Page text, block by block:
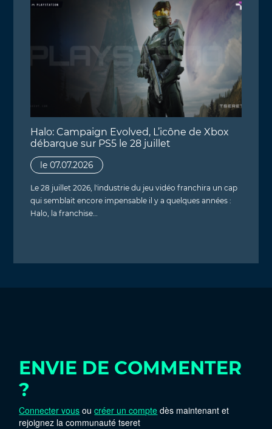
Halo: Campaign Evolved, L’icône de Xbox
débarque sur PS5 le 28 juillet
le 07.07.2026
Le 28 juillet 2026, l'industrie du jeu vidéo franchira un cap
qui semblait encore impensable il y a quelques années :
Halo, la franchise…
ENVIE DE COMMENTER
?
Connecter vous oucréer un compte dès maintenant et
rejoignez la communauté tseret